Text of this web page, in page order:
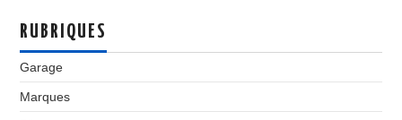
RUBRIQUES
Garage
Marques